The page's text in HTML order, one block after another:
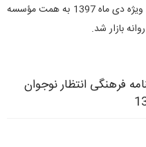
شماره 155 ماهنامه فرهنگی انتظار نوجوان ویژه دی ماه 1397 به همت مؤسسه
بازار شد.
شماره 154 ماهنامه فرهنگی انتظار نوجوان ویژه آذرماه1397به همت مؤسسه
بازار شد.
ماهنامه فرهنگی انتظار نوجوان